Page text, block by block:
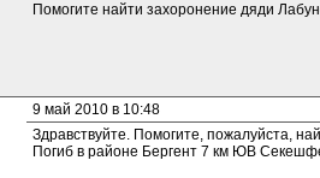
Помогите найти захоронение дяди
9 май 2010 в 10:48
Здравствуйте. Помогите, пожалуйста,
Погиб в районе Бергент 7 км ЮВ